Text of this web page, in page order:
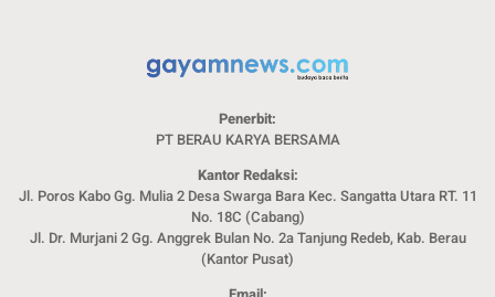
Penerbit:
PT BERAU KARYA BERSAMA
Kantor Redaksi:
Jl. Poros Kabo Gg. Mulia 2 Desa Swarga Bara Kec. Sangatta Utara RT. 11
No. 18C (Cabang)
Jl. Dr. Murjani 2 Gg. Anggrek Bulan No. 2a Tanjung Redeb, Kab. Berau
(Kantor Pusat)